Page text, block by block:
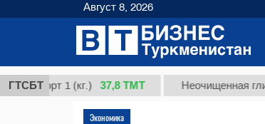
ГТСБТ
1 (кг.) 37,8 ТМТ Неочищенная
Экономика
Август 8, 2026